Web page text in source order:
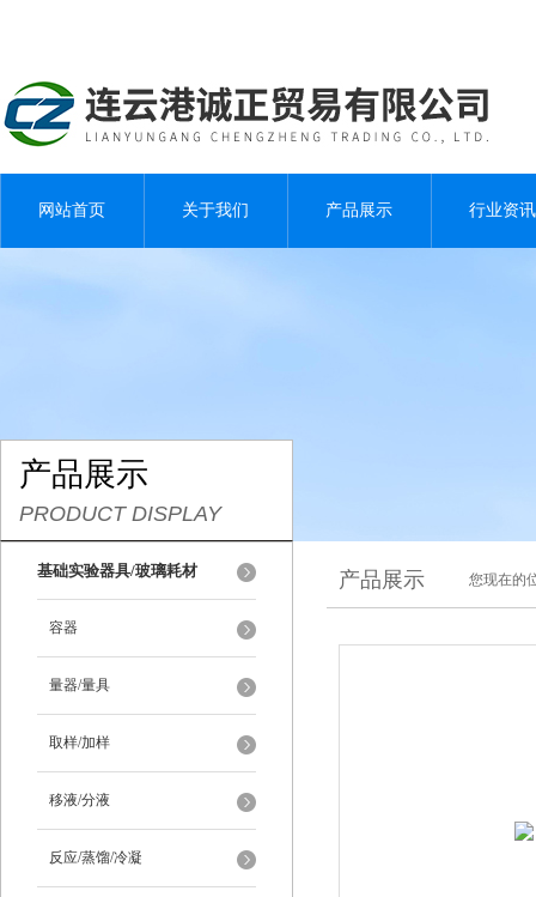
网站首页 关于我们 产品展示 行业资讯
产品展示
PRODUCT DISPLAY
基础实验器具/玻璃耗材
容器
量器/量具
取样/加样
移液/分液
反应/蒸馏/冷凝
产品展示 您现在的